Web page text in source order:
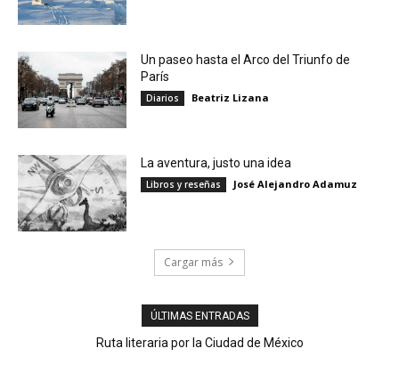
Un paseo hasta el Arco del Triunfo de
París
Diarios Beatriz Lizana
La aventura, justo una idea
Libros y reseñas José Alejandro Adamuz
Cargar más
ÚLTIMAS ENTRADAS
Ruta literaria por la Ciudad de México